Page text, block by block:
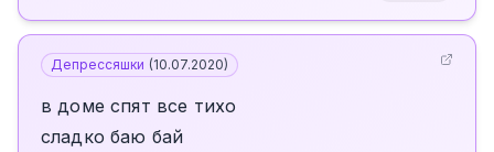
Депрессяшки (10.07.2020)
в доме спят все тихо
сладко баю бай